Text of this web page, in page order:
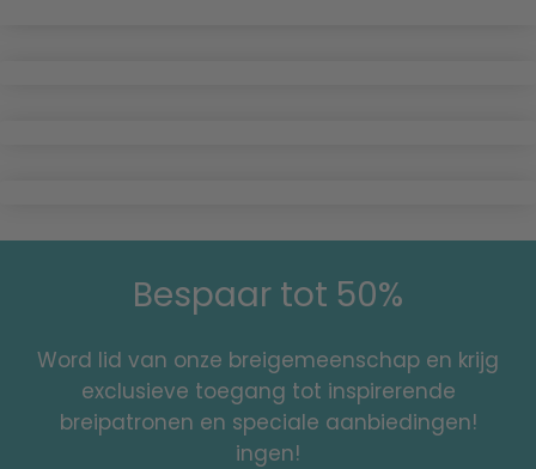
Bespaar tot 50%
Word lid van onze breigemeenschap en krijg
exclusieve toegang tot inspirerende
breipatronen en speciale aanbiedingen!
ingen!